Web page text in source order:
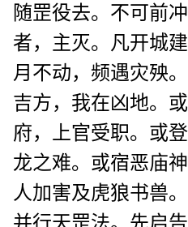
随罡役去。不可前
者，主灭。凡开城
月不动，频遇灾殃
吉方，我在凶地。
府，上官受职。或
龙之难。或宿恶庙
人加害及虎狼书兽